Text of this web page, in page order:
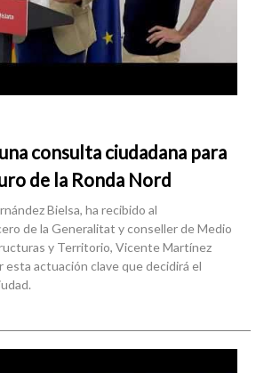
consulta ciudadana para
de la Ronda Nord
Bielsa, ha recibido al
de la Generalitat y conseller de Medio
y Territorio, Vicente Martínez
esta actuación clave que decidirá el